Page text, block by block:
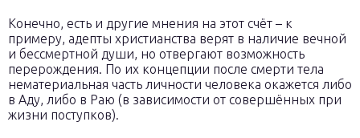
Конечно, есть и другие мнения на этот счёт – к
примеру, адепты христианства верят в наличие вечной
и бессмертной души, но отвергают возможность
перерождения. По их концепции после смерти тела
нематериальная часть личности человека окажется либо
в Аду, либо в Раю (в зависимости от совершённых при
жизни поступков).